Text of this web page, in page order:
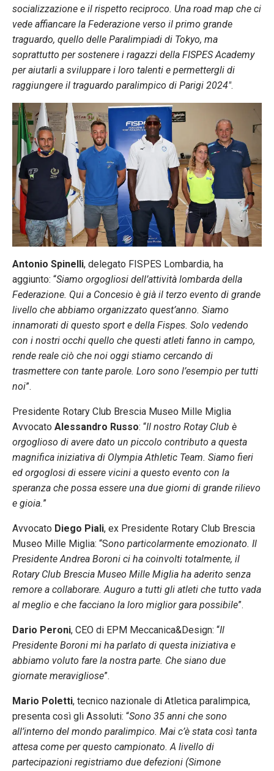
socializzazione e il rispetto reciproco. Una road map che ci
vede affiancare la Federazione verso il primo grande
traguardo, quello delle Paralimpiadi di Tokyo, ma
soprattutto per sostenere i ragazzi della FISPES Academy
per aiutarli a sviluppare i loro talenti e permettergli di
raggiungere il traguardo paralimpico di Parigi 2024″.
Antonio Spinelli, delegato FISPES Lombardia, ha
aggiunto: “Siamo orgogliosi dell’attività lombarda della
Federazione. Qui a Concesio è già il terzo evento di grande
livello che abbiamo organizzato quest’anno. Siamo
innamorati di questo sport e della Fispes. Solo vedendo
con i nostri occhi quello che questi atleti fanno in campo,
rende reale ciò che noi oggi stiamo cercando di
trasmettere con tante parole. Loro sono l’esempio per tutti
noi”.
Presidente Rotary Club Brescia Museo Mille Miglia
Avvocato Alessandro Russo: “Il nostro Rotay Club è
orgoglioso di avere dato un piccolo contributo a questa
magnifica iniziativa di Olympia Athletic Team. Siamo fieri
ed orgoglosi di essere vicini a questo evento con la
speranza che possa essere una due giorni di grande rilievo
e gioia.”
Avvocato Diego Piali, ex Presidente Rotary Club Brescia
Museo Mille Miglia: “Sono particolarmente emozionato. Il
Presidente Andrea Boroni ci ha coinvolti totalmente, il
Rotary Club Brescia Museo Mille Miglia ha aderito senza
remore a collaborare. Auguro a tutti gli atleti che tutto vada
al meglio e che facciano la loro miglior gara possibile”.
Dario Peroni, CEO di EPM Meccanica&Design: “Il
Presidente Boroni mi ha parlato di questa iniziativa e
abbiamo voluto fare la nostra parte. Che siano due
giornate meravigliose”.
Mario Poletti, tecnico nazionale di Atletica paralimpica,
presenta così gli Assoluti: “Sono 35 anni che sono
all’interno del mondo paralimpico. Mai c’è stata così tanta
attesa come per questo campionato. A livello di
partecipazioni registriamo due defezioni (Simone